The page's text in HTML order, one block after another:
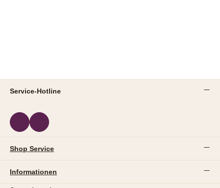
Service-Hotline
Shop Service
Informationen